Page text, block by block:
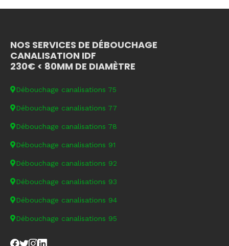
NOS SERVICES DE DÉBOUCHAGE
CANALISATION IDF
230€ < 80MM DE DIAMÈTRE
Débouchage canalisations 75
Débouchage canalisations 77
Débouchage canalisations 78
Débouchage canalisations 91
Débouchage canalisations 92
Débouchage canalisations 93
Débouchage canalisations 94
Débouchage canalisations 95